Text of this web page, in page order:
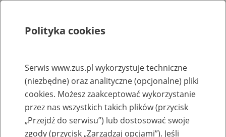
Rejestry, ewidencje i archiwa
Baza zlikwidowanych lub
przekształconych zakładów pracy
Polityka cookies
Serwis www.zus.pl wykorzystuje techniczne
(niezbędne) oraz analityczne (opcjonalne) pliki
cookies. Możesz zaakceptować wykorzystanie
przez nas wszystkich takich plików (przycisk
„Przejdź do serwisu”) lub dostosować swoje
zgody (przycisk „Zarządzaj opcjami”). Jeśli